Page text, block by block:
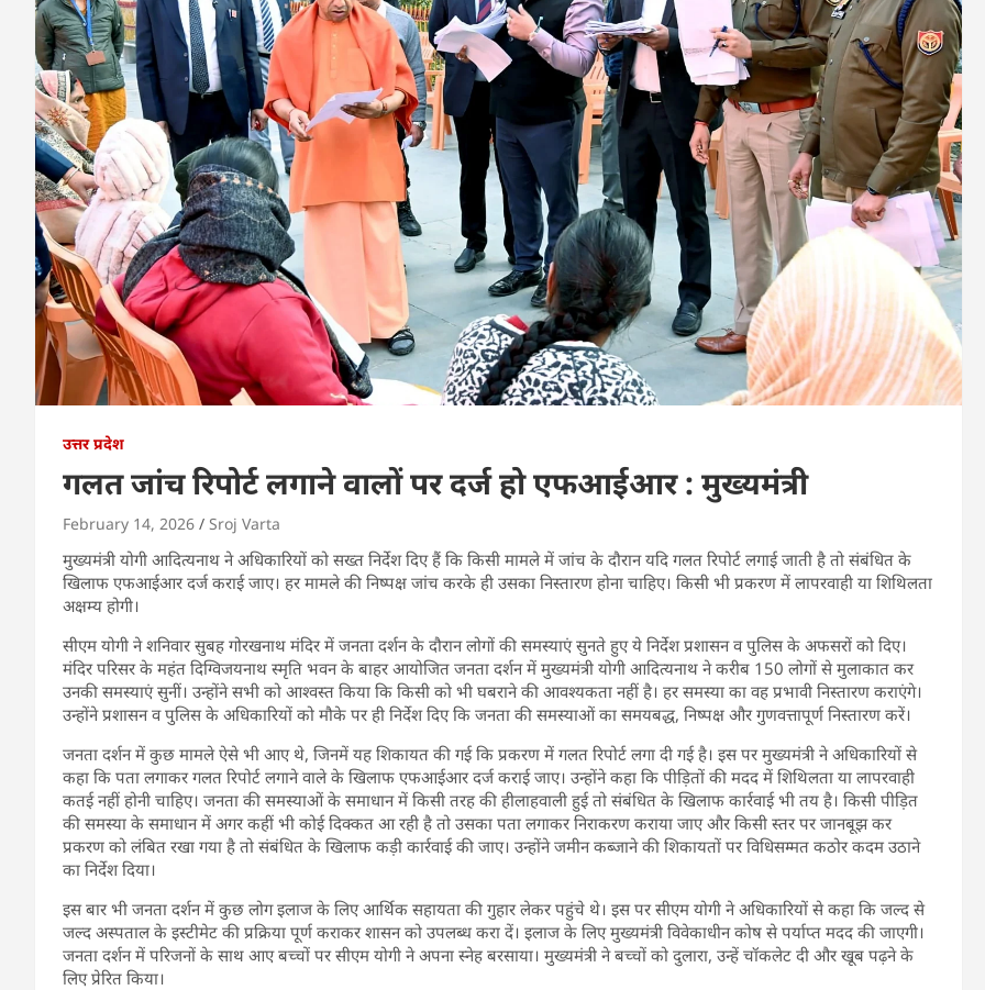
उत्तर प्रदेश
गलत जांच रिपोर्ट लगाने वालों पर दर्ज हो एफआईआर : मुख्यमंत्री
February 14, 2026 Sroj Varta
मुख्यमंत्री योगी आदित्यनाथ ने अधिकारियों को सख्त निर्देश दिए हैं कि किसी मामले में जांच के दौरान यदि गलत रिपोर्ट लगाई जाती है तो संबंधित के
खिलाफ एफआईआर दर्ज कराई जाए। हर मामले की निष्पक्ष जांच करके ही उसका निस्तारण होना चाहिए। किसी भी प्रकरण में लापरवाही या शिथिलता
अक्षम्य होगी।
सीएम योगी ने शनिवार सुबह गोरखनाथ मंदिर में जनता दर्शन के दौरान लोगों की समस्याएं सुनते हुए ये निर्देश प्रशासन व पुलिस के अफसरों को दिए।
मंदिर परिसर के महंत दिग्विजयनाथ स्मृति भवन के बाहर आयोजित जनता दर्शन में मुख्यमंत्री योगी आदित्यनाथ ने करीब 150 लोगों से मुलाकात कर
उनकी समस्याएं सुनीं। उन्होंने सभी को आश्वस्त किया कि किसी को भी घबराने की आवश्यकता नहीं है। हर समस्या का वह प्रभावी निस्तारण कराएंगे।
उन्होंने प्रशासन व पुलिस के अधिकारियों को मौके पर ही निर्देश दिए कि जनता की समस्याओं का समयबद्ध, निष्पक्ष और गुणवत्तापूर्ण निस्तारण करें।
जनता दर्शन में कुछ मामले ऐसे भी आए थे, जिनमें यह शिकायत की गई कि प्रकरण में गलत रिपोर्ट लगा दी गई है। इस पर मुख्यमंत्री ने अधिकारियों से
कहा कि पता लगाकर गलत रिपोर्ट लगाने वाले के खिलाफ एफआईआर दर्ज कराई जाए। उन्होंने कहा कि पीड़ितों की मदद में शिथिलता या लापरवाही
कतई नहीं होनी चाहिए। जनता की समस्याओं के समाधान में किसी तरह की हीलाहवाली हुई तो संबंधित के खिलाफ कार्रवाई भी तय है। किसी पीड़ित
की समस्या के समाधान में अगर कहीं भी कोई दिक्कत आ रही है तो उसका पता लगाकर निराकरण कराया जाए और किसी स्तर पर जानबूझ कर
प्रकरण को लंबित रखा गया है तो संबंधित के खिलाफ कड़ी कार्रवाई की जाए। उन्होंने जमीन कब्जाने की शिकायतों पर विधिसम्मत कठोर कदम उठाने
का निर्देश दिया।
इस बार भी जनता दर्शन में कुछ लोग इलाज के लिए आर्थिक सहायता की गुहार लेकर पहुंचे थे। इस पर सीएम योगी ने अधिकारियों से कहा कि जल्द से
जल्द अस्पताल के इस्टीमेट की प्रक्रिया पूर्ण कराकर शासन को उपलब्ध करा दें। इलाज के लिए मुख्यमंत्री विवेकाधीन कोष से पर्याप्त मदद की जाएगी।
जनता दर्शन में परिजनों के साथ आए बच्चों पर सीएम योगी ने अपना स्नेह बरसाया। मुख्यमंत्री ने बच्चों को दुलारा, उन्हें चॉकलेट दी और खूब पढ़ने के
लिए प्रेरित किया।